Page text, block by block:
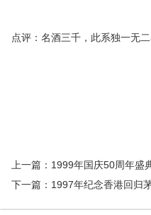
点评：名酒三千，此系独一无二
上一篇： 1999年国庆50周年盛
下一篇： 1997年纪念香港回归